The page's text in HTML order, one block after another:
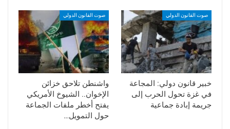
صوت القانون الدولي
خبير قانون دولي: المجاعة
في غزة تحول الحرب إلى
جريمة إبادة جماعية
صوت القانون الدولي
واشنطن تلاحق خزائن
الإخوان.. الشيوخ الأمريكي
يفتح أخطر ملفات الجماعة
حول التمويل…